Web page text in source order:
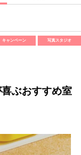
キャンペーン 写真スタジオ
ぶおすすめ室